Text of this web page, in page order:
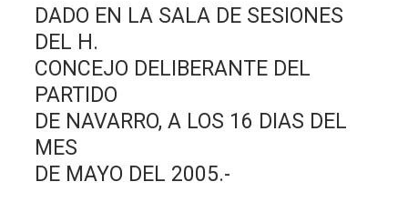
DADO EN LA SALA DE SESIONES
DEL H.
CONCEJO DELIBERANTE DEL
PARTIDO
DE NAVARRO, A LOS 16 DIAS DEL
MES
DE MAYO DEL 2005.-